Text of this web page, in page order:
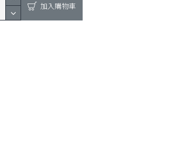
加入購物車